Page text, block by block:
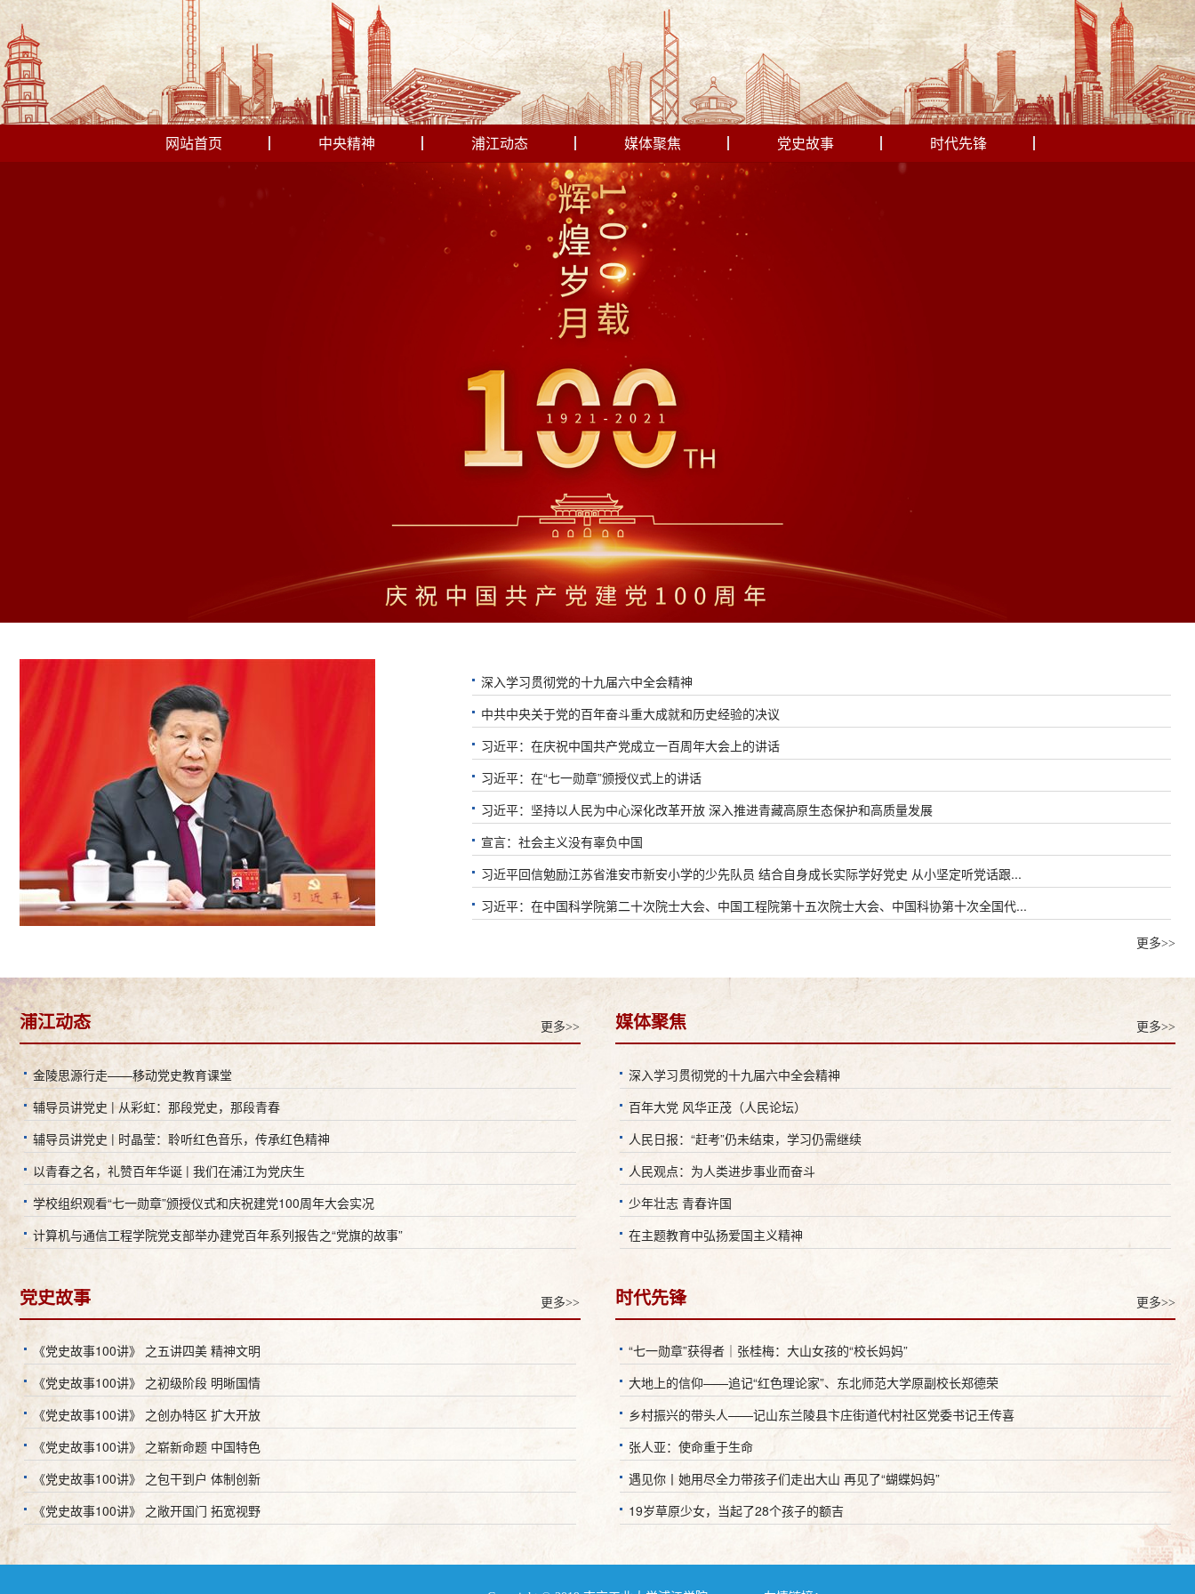
网站首页 中央精神 浦江动态 媒体聚焦 党史故事 时代先锋
深入学习贯彻党的十九届六中全会精神
中共中央关于党的百年奋斗重大成就和历史经验的决议
习近平：在庆祝中国共产党成立一百周年大会上的讲话
习近平：在“七一勋章”颁授仪式上的讲话
习近平：坚持以人民为中心深化改革开放 深入推进青藏高原生态保护和高质量发展
宣言：社会主义没有辜负中国
习近平回信勉励江苏省淮安市新安小学的少先队员 结合自身成长实际学好党史 从小坚定听党话跟...
习近平：在中国科学院第二十次院士大会、中国工程院第十五次院士大会、中国科协第十次全国代...
更多>>
浦江动态 更多>>
金陵思源行走——移动党史教育课堂
辅导员讲党史 | 从彩虹：那段党史，那段青春
辅导员讲党史 | 时晶莹：聆听红色音乐，传承红色精神
以青春之名，礼赞百年华诞 | 我们在浦江为党庆生
学校组织观看“七一勋章”颁授仪式和庆祝建党100周年大会实况
计算机与通信工程学院党支部举办建党百年系列报告之“党旗的故事”
媒体聚焦 更多>>
深入学习贯彻党的十九届六中全会精神
百年大党 风华正茂（人民论坛）
人民日报：“赶考”仍未结束，学习仍需继续
人民观点：为人类进步事业而奋斗
少年壮志 青春许国
在主题教育中弘扬爱国主义精神
党史故事 更多>>
《党史故事100讲》 之五讲四美 精神文明
《党史故事100讲》 之初级阶段 明晰国情
《党史故事100讲》 之创办特区 扩大开放
《党史故事100讲》 之崭新命题 中国特色
《党史故事100讲》 之包干到户 体制创新
《党史故事100讲》 之敞开国门 拓宽视野
时代先锋 更多>>
“七一勋章”获得者｜张桂梅：大山女孩的“校长妈妈”
大地上的信仰——追记“红色理论家”、东北师范大学原副校长郑德荣
乡村振兴的带头人——记山东兰陵县卞庄街道代村社区党委书记王传喜
张人亚：使命重于生命
遇见你丨她用尽全力带孩子们走出大山 再见了“蝴蝶妈妈”
19岁草原少女，当起了28个孩子的额吉